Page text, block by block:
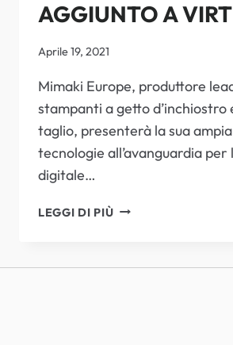
AGGIUNTO A
DRUPA CON
PRODOTTO E LA
SERIE 100
Aprile 19, 2021
Mimaki Europe, produttore
stampanti a getto d’inchiostro
taglio, presenterà la sua
tecnologie all’avanguardia per
digitale…
LEGGI DI PIÙMIMAKI